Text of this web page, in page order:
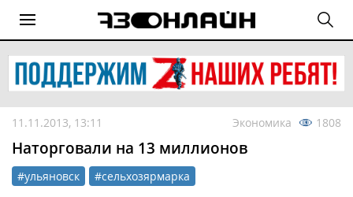
11.11.2013, 13:11 Экономика 1808
Наторговали на 13 миллионов
#ульяновск #сельхозярмарка